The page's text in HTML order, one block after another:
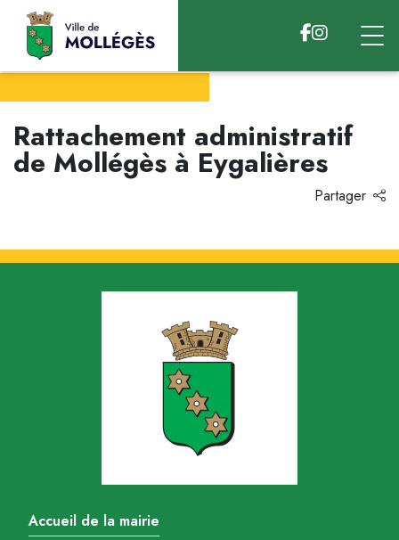
Accéder au contenu
Rattachement administratif
de Mollégès à Eygalières
Partager
Accueil de la mairie